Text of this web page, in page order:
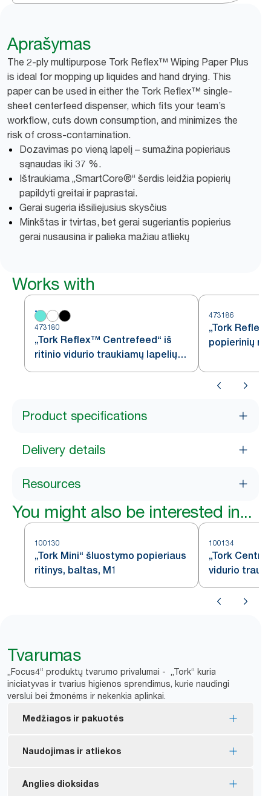
Aprašymas
The 2-ply multipurpose Tork Reflex™ Wiping Paper Plus
is ideal for mopping up liquides and hand drying. This
paper can be used in either the Tork Reflex™ single-
sheet centerfeed dispenser, which fits your team’s
workflow, cuts down consumption, and minimizes the
risk of cross-contamination.
Dozavimas po vieną lapelį – sumažina popieriaus
sąnaudas iki 37 %.
Ištraukiama „SmartCore®“ šerdis leidžia popierių
papildyti greitai ir paprastai.
Gerai sugeria išsiliejusius skysčius
Minkštas ir tvirtas, bet gerai sugeriantis popierius
gerai nusausina ir palieka mažiau atliekų
Works with
473180
„Tork Reflex™ Centrefeed“ iš
ritinio vidurio traukiamų lapelių
dozatorius, baltos ir turkio
473186
„Tork
popierinių
spalvos, M4
Product specifications
Delivery details
Resources
You might also be interested in...
100130
„Tork Mini“ šluostymo popieriaus
ritinys, baltas, M1
100134
„Tork
vidurio
šluostymo
Tvarumas
„Focus4“ produktų tvarumo privalumai - „Tork“ kuria
iniciatyvas ir tvarius higienos sprendimus, kurie naudingi
verslui bei žmonėms ir nekenkia aplinkai.
Medžiagos ir pakuotės
„FSC®“ ženklas – gaminys pagamintas iš
Daugelis asortimento gaminių turi ES ekologinį
Naudojimas ir atliekos
Dozuojant po vieną kontroliuojamas vartojimas ir
Anglies dioksidas